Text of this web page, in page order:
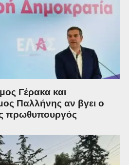
Γέρακα και
Παλλήνης αν βγει ο
πρωθυπουργός